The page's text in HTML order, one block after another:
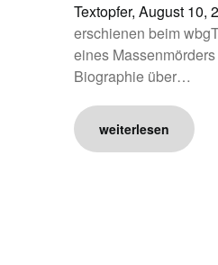
Textopfer, August 10,
erschienen beim
eines
Biographie über…
weiterlesen